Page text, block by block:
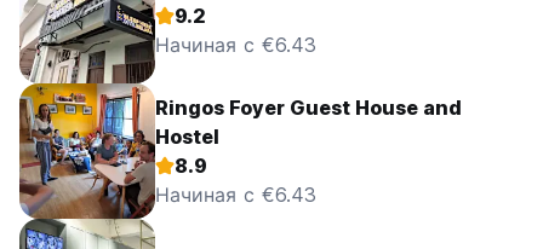
9.2
Начиная с €6.43
Ringos Foyer Guest House and
Hostel
8.9
Начиная с €6.43